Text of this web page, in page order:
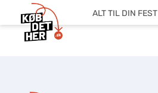
ALT TIL DIN FEST